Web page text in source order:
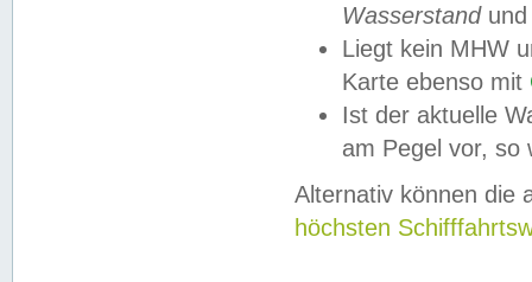
Wasserstandund
Liegt kein MHW
Karte ebenso mit
Ist der aktuelle
am Pegel vor,
Alternativ können die
höchsten